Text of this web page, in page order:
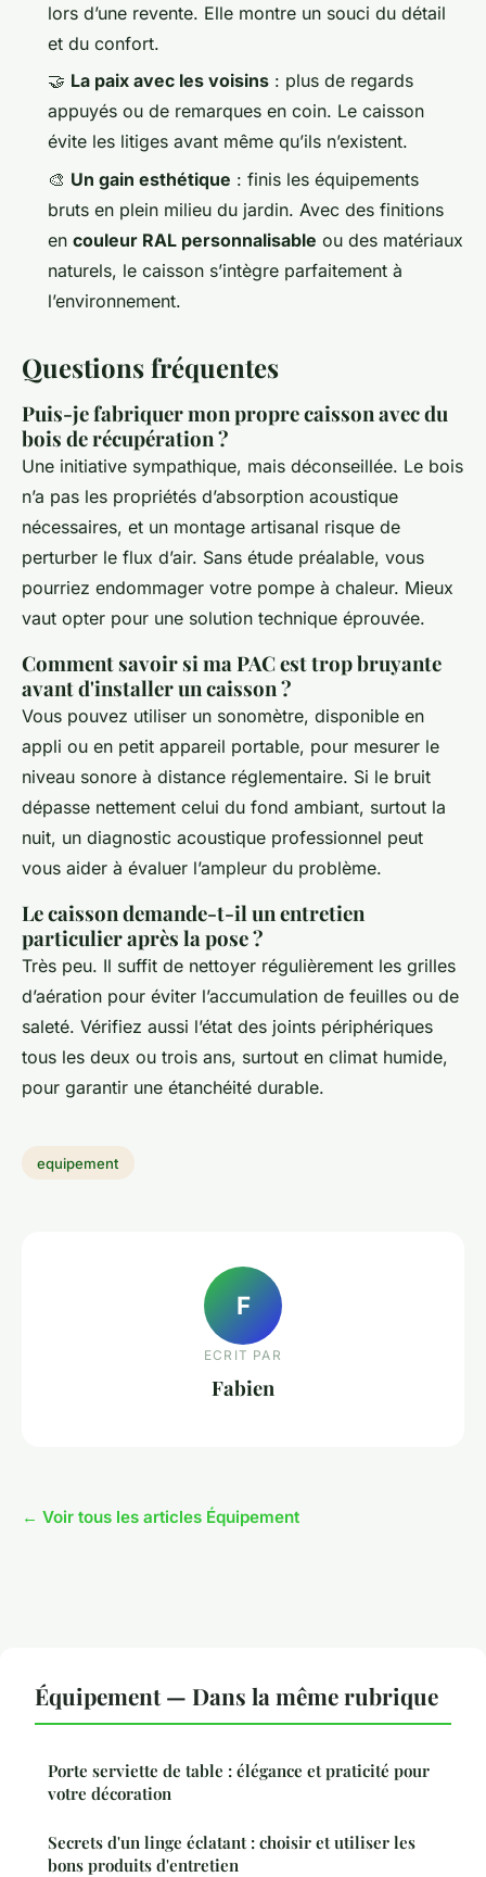
lors d’une revente. Elle montre un souci du détail
et du confort.
🤝 La paix avec les voisins : plus de regards
appuyés ou de remarques en coin. Le caisson
évite les litiges avant même qu’ils n’existent.
🎨 Un gain esthétique : finis les équipements
bruts en plein milieu du jardin. Avec des finitions
en couleur RAL personnalisable ou des matériaux
naturels, le caisson s’intègre parfaitement à
l’environnement.
Questions fréquentes
Puis-je fabriquer mon propre caisson avec du
bois de récupération ?
Une initiative sympathique, mais déconseillée. Le bois
n’a pas les propriétés d’absorption acoustique
nécessaires, et un montage artisanal risque de
perturber le flux d’air. Sans étude préalable, vous
pourriez endommager votre pompe à chaleur. Mieux
vaut opter pour une solution technique éprouvée.
Comment savoir si ma PAC est trop bruyante
avant d'installer un caisson ?
Vous pouvez utiliser un sonomètre, disponible en
appli ou en petit appareil portable, pour mesurer le
niveau sonore à distance réglementaire. Si le bruit
dépasse nettement celui du fond ambiant, surtout la
nuit, un diagnostic acoustique professionnel peut
vous aider à évaluer l’ampleur du problème.
Le caisson demande-t-il un entretien
particulier après la pose ?
Très peu. Il suffit de nettoyer régulièrement les grilles
d’aération pour éviter l’accumulation de feuilles ou de
saleté. Vérifiez aussi l’état des joints périphériques
tous les deux ou trois ans, surtout en climat humide,
pour garantir une étanchéité durable.
equipement
F
ECRIT PAR
Fabien
← Voir tous les articles Équipement
Équipement — Dans la même rubrique
Porte serviette de table : élégance et praticité pour
votre décoration
Secrets d'un linge éclatant : choisir et utiliser les
bons produits d'entretien